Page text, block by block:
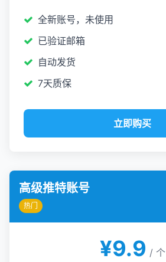
全新账号，未使用
已验证邮箱
自动发货
7天质保
立即购买
高级推特账号
热门
¥9.9 / 个